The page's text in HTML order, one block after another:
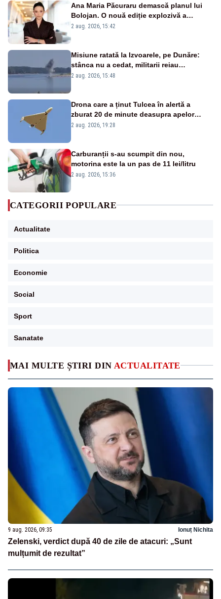
MAI MULTE ȘTIRI DIN ACTUALITATE
9 aug. 2026, 09:35 Ionuț Nichita
Zelenski, verdict după 40 de zile de atacuri: „Sunt
mulțumit de rezultat”
Ana Maria Păcuraru demască planul lui
Bolojan. O nouă ediție explozivă a
emisiunii „Miza Zilei” la Realitatea PLUS
2 aug. 2026, 15:42
Misiune ratată la Izvoarele, pe Dunăre:
stânca nu a cedat, militarii reiau
detonările luni – VIDEO
2 aug. 2026, 15:48
Drona care a ținut Tulcea în alertă a
zburat 20 de minute deasupra apelor
României. Au fost ridicate două F-16
2 aug. 2026, 19:28
Carburanții s-au scumpit din nou,
motorina este la un pas de 11 lei/litru
2 aug. 2026, 15:36
CATEGORII POPULARE
Actualitate
Politica
Economie
Social
Sport
Sanatate